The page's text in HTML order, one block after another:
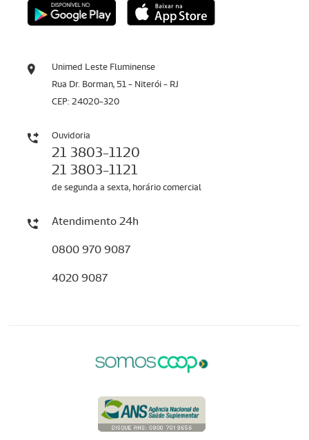
Unimed Leste Fluminense
Rua Dr. Borman, 51 - Niterói - RJ
CEP: 24020-320
Ouvidoria
21 3803-1120
21 3803-1121
de segunda a sexta, horário comercial
Atendimento 24h
0800 970 9087
4020 9087